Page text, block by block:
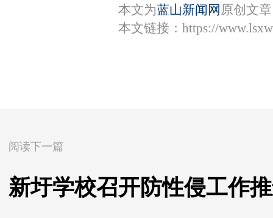
本文为蓝山新闻网 原创文
本文链接： https://
阅读下一篇
新圩学校召开防性侵工作